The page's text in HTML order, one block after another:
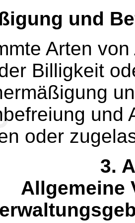
und
Arten
Billigkeit
und
oder
3.
Allgemeine